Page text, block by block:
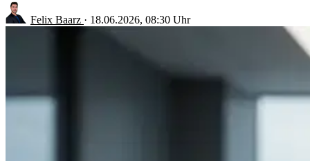
Felix Baarz · 18.06.2026, 08:30 Uhr